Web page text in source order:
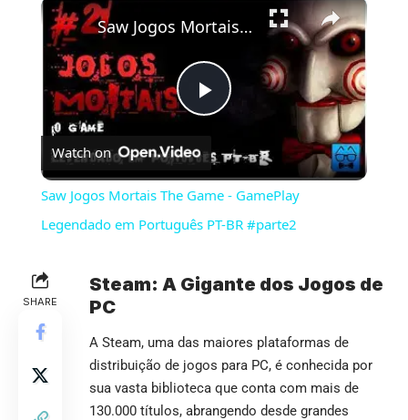
Play
Video
Saw Jogos Mortais The Game - GamePlay Legendado em Português PT-BR #parte2
Watch on
Saw Jogos Mortais The Game - GamePlay
Legendado em Português PT-BR #parte2
SHARE
Steam: A Gigante dos Jogos de
PC
A Steam, uma das maiores plataformas de
distribuição de jogos para PC, é conhecida por
sua vasta biblioteca que conta com mais de
130.000 títulos, abrangendo desde grandes